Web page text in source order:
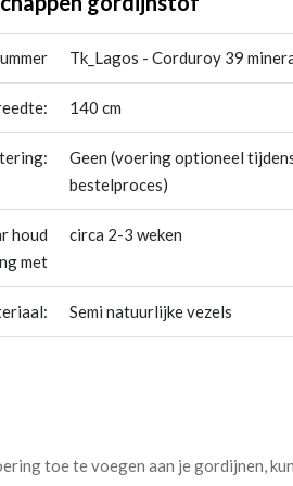
Tk_Lagos - Corduroy 39
140 cm
Geen (voering optioneel
bestelproces)
houd
met
circa 2-3 weken
Semi natuurlijke vezels
toe te voegen aan je gordijnen,